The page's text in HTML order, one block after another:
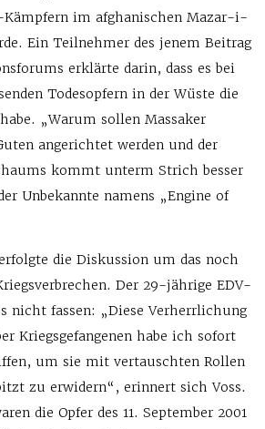
Kämpfern im afghanischen Mazar-i-
Ein Teilnehmer des jenem Beitrag
erklärte darin, dass es bei
Todesopfern in der Wüste die
„Warum sollen Massaker
angerichtet werden und der
kommt unterm Strich besser
Unbekannte namens „Engine of
die Diskussion um das noch
Der 29-jährige EDV-
nicht fassen: „Diese Verherrlichung
Kriegsgefangenen habe ich sofort
um sie mit vertauschten Rollen
zu erwidern“, erinnert sich Voss.
die Opfer des 11. September 2001